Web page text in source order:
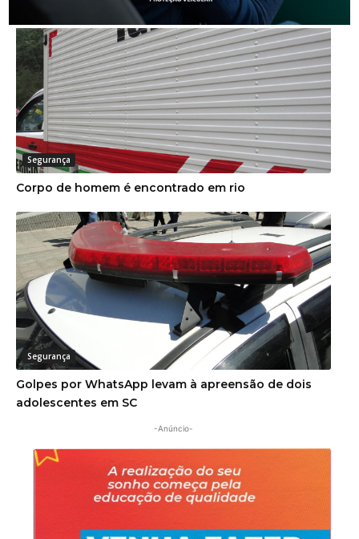
Segurança
Corpo de homem é encontrado em rio
Segurança
Golpes por WhatsApp levam à apreensão de dois
adolescentes em SC
-Anúncio-